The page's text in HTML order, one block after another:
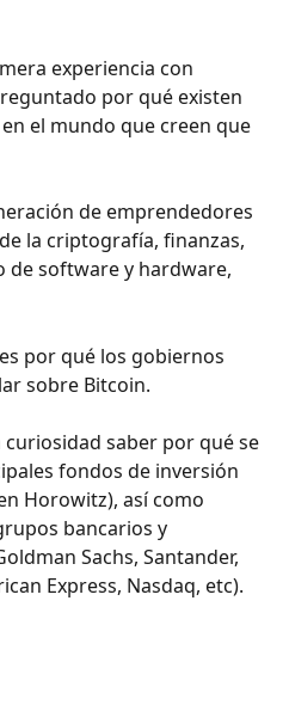
experiencia con
por qué existen
el mundo que creen que
de emprendedores
la criptografía, finanzas,
de software y hardware,
por qué los gobiernos
sobre Bitcoin.
saber por qué se
fondos de inversión
Horowitz), así como
bancarios y
Sachs, Santander,
Express, Nasdaq, etc).